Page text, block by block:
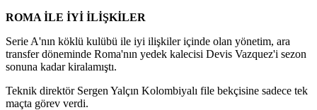
ROMA İLE İYİ İLİŞKİLER
Serie A'nın köklü kulübü ile iyi ilişkiler içinde olan yönetim, ara
transfer döneminde Roma'nın yedek kalecisi Devis Vazquez'i sezon
sonuna kadar kiralamıştı.
Teknik direktör Sergen Yalçın Kolombiyalı file bekçisine sadece tek
maçta görev verdi.